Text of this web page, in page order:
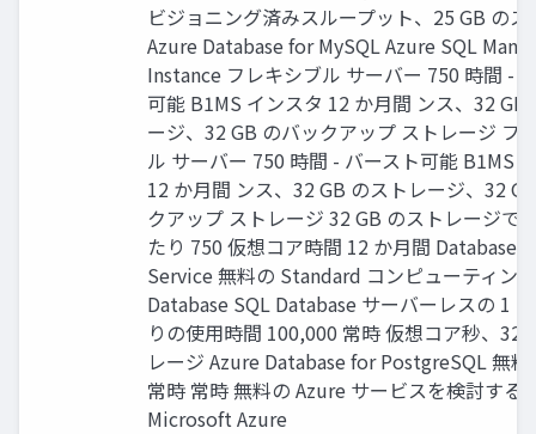
ビジョニング済みスループット、25 GB の
Azure Database for MySQL Azure SQL
Instance フレキシブル サーバー 750 時間 -
可能 B1MS インスタ 12 か月間 ンス、32 GB
ージ、32 GB のバックアップ ストレージ フ
ル サーバー 750 時間 - バースト可能 B1MS
12 か月間 ンス、32 GB のストレージ、32
クアップ ストレージ 32 GB のストレージで
たり 750 仮想コア時間 12 か月間 Database
Service 無料の Standard コンピューティン
Database SQL Database サーバーレスの 1
りの使用時間 100,000 常時 仮想コア秒、32
レージ Azure Database for PostgreSQL 無
常時 常時 無料の Azure サービスを検討する |
Microsoft Azure